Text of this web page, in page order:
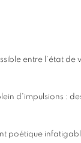
entre l'état de
d'impulsions :
poétique